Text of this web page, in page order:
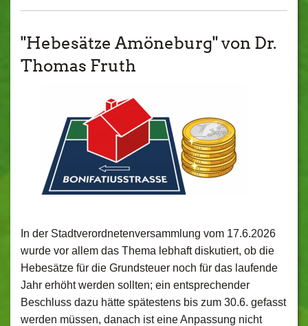
"Hebesätze Amöneburg" von Dr.
Thomas Fruth
In der Stadtverordnetenversammlung vom 17.6.2026
wurde vor allem das Thema lebhaft diskutiert, ob die
Hebesätze für die Grundsteuer noch für das laufende
Jahr erhöht werden sollten; ein entsprechender
Beschluss dazu hätte spätestens bis zum 30.6. gefasst
werden müssen, danach ist eine Anpassung nicht